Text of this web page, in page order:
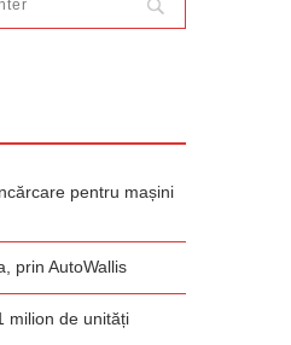
pentru mașini
prin AutoWallis
milion de unități